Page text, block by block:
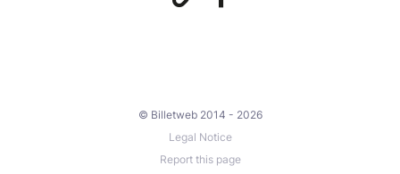
© Billetweb 2014 - 2026
Legal Notice
Report this page